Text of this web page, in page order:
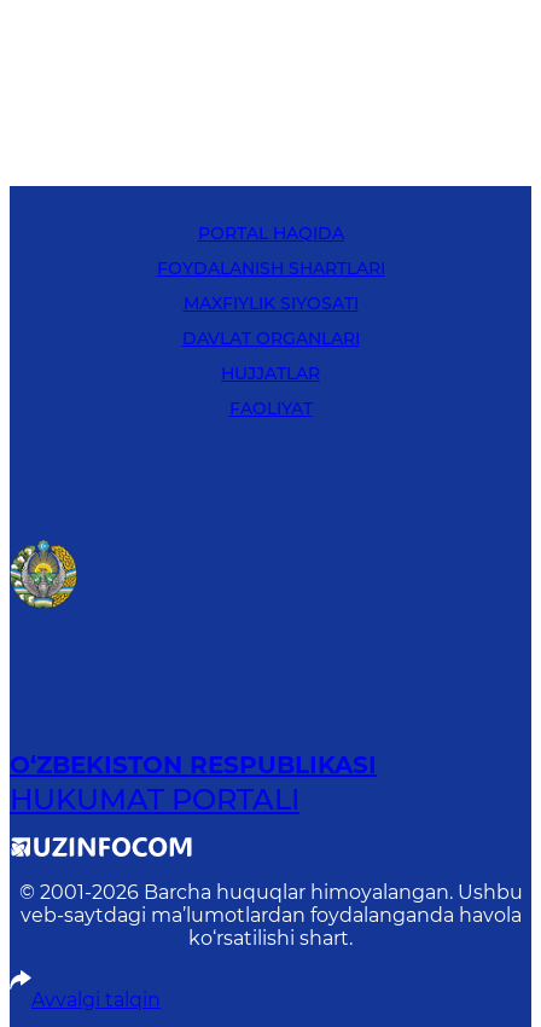
PORTAL HAQIDA
FOYDALANISH SHARTLARI
MAXFIYLIK SIYOSATI
DAVLAT ORGANLARI
HUJJATLAR
FAOLIYAT
O‘ZBEKISTON RESPUBLIKASI
HUKUMAT PORTALI
© 2001-2026 Barcha huquqlar himoyalangan. Ushbu
veb-saytdagi ma’lumotlardan foydalanganda havola
ko‘rsatilishi shart.
Avvalgi talqin